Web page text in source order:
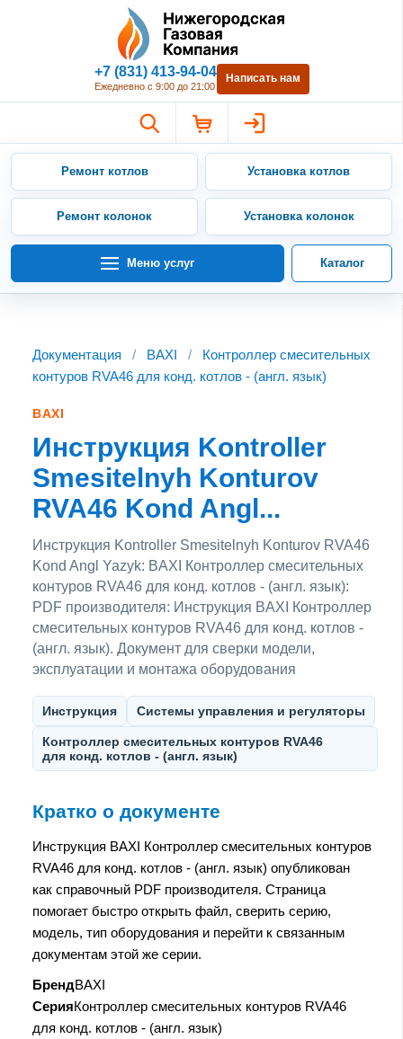
Нижегородская Газовая
+7 (831) 413-94-04
Ежедневно с 9:00 до 21:00
Написать нам
Ремонт котлов Установка котлов
Ремонт колонок Установка колонок
Меню услуг Каталог
Документация / BAXI /
Контроллер смесительных
контуров RVA46 для конд. котлов - (англ. язык)
BAXI
Инструкция Kontroller
Smesitelnyh Konturov
RVA46 Kond Angl...
Инструкция Kontroller Smesitelnyh Konturov RVA46
Kond Angl Yazyk: BAXI Контроллер смесительных
контуров RVA46 для конд. котлов - (англ. язык):
PDF производителя: Инструкция BAXI Контроллер
смесительных контуров RVA46 для конд. котлов -
(англ. язык). Документ для сверки модели,
эксплуатации и монтажа оборудования
Инструкция Системы управления и регуляторы
Контроллер смесительных контуров RVA46
для конд. котлов - (англ. язык)
Кратко о документе
Инструкция BAXI Контроллер смесительных контуров
RVA46 для конд. котлов - (англ. язык) опубликован
как справочный PDF производителя. Страница
помогает быстро открыть файл, сверить серию,
модель, тип оборудования и перейти к связанным
документам этой же серии.
БрендBAXI
СерияКонтроллер смесительных контуров RVA46
для конд. котлов - (англ. язык)